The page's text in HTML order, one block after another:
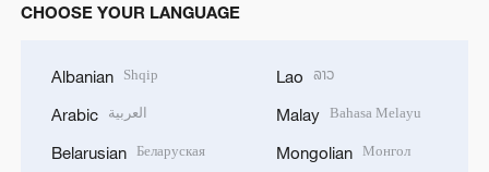
CHOOSE YOUR LANGUAGE
Albanian Shqip
Arabic العربية
Belarusian Беларуская
Lao ລາວ
Malay Bahasa Melayu
Mongolian Монгол